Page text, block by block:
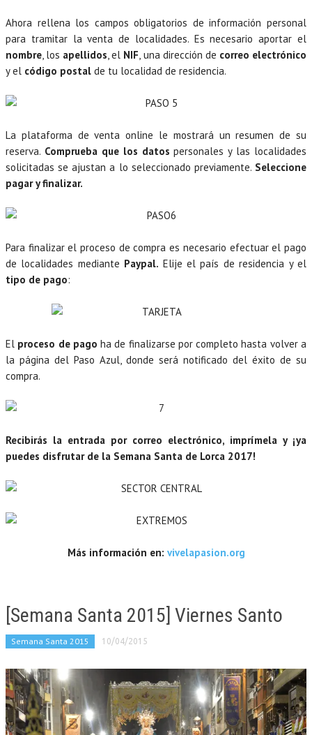
Ahora rellena los campos obligatorios de información personal
para tramitar la venta de localidades. Es necesario aportar el
nombre, los apellidos, el NIF, una dirección de correo electrónico
y el código postal de tu localidad de residencia.
La plataforma de venta online le mostrará un resumen de su
reserva. Comprueba que los datos personales y las localidades
solicitadas se ajustan a lo seleccionado previamente. Seleccione
pagar y finalizar.
Para finalizar el proceso de compra es necesario efectuar el pago
de localidades mediante Paypal. Elije el país de residencia y el
tipo de pago:
El proceso de pago ha de finalizarse por completo hasta volver a
la página del Paso Azul, donde será notificado del éxito de su
compra.
Recibirás la entrada por correo electrónico, imprímela y ¡ya
puedes disfrutar de la Semana Santa de Lorca 2017!
Más información en: vivelapasion.org
[Semana Santa 2015] Viernes Santo
Semana Santa 2015 10/04/2015